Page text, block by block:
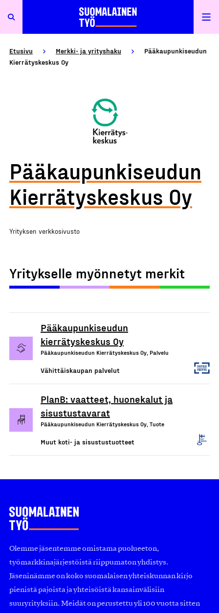
Etusivu Merkki- ja yrityshaku
Pääkaupunkiseudun
Kierrätyskeskus Oy
Pääkaupunkiseudun
Kierrätyskeskus Oy
Yrityksen verkkosivusto
Yritykselle myönnetyt merkit
Pääkaupunkiseudun
kierrätyskeskus Oy
Pääkaupunkiseudun Kierrätyskeskus Oy, Palvelu
Vähittäiskaupan palvelut
PlanB: vaatteet, huonekalut ja
sisustustavarat
Pääkaupunkiseudun Kierrätyskeskus Oy, Tuote
Muut koti- ja sisustustuotteet
Olemme jäsentemme omistama puolueeton,
työmarkkinajärjestöistä riippumaton yhdistys.
Jäseninämme on koko suomalaisen yhteiskunnan kirjo
pienistä pajoista ja yhteisöistä kansainvälisiin
suuryrityksiin. Meidät on perustettu yli 100 vuotta sitten